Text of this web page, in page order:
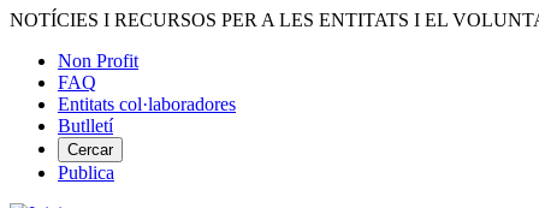
Vés
contingut
NOTÍCIES I RECURSOS PER A LES ENTITATS I EL
Menú
del
compte
d'usuari
Non Profit
FAQ
Entitats col·laboradores
Butlletí
Cercar
Publica